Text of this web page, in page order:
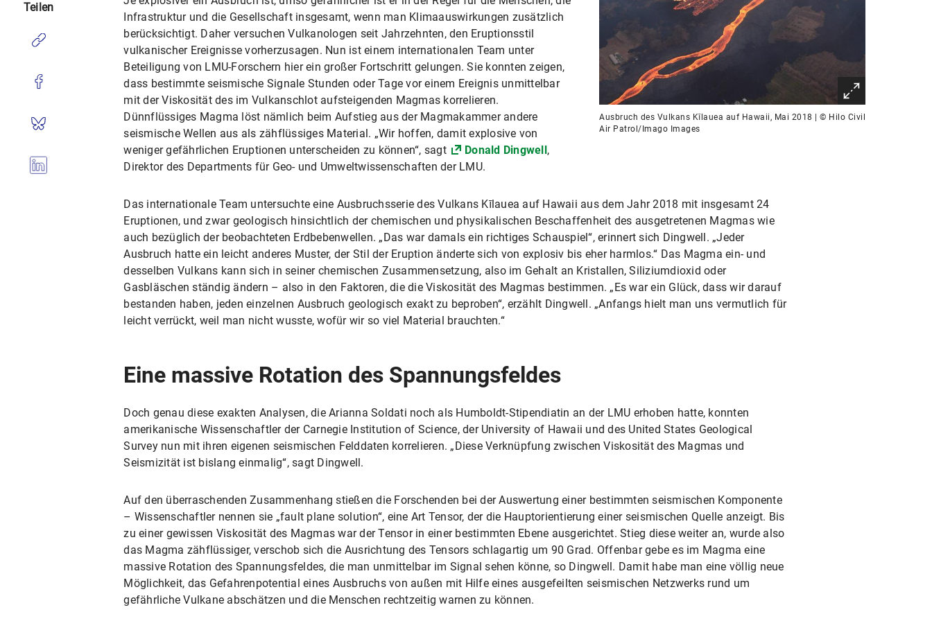
Ausbruch des Vulkans Kīlauea auf Hawaii, Mai 2018 | © Hilo Civil
Air Patrol/Imago Images
Infrastruktur und die Gesellschaft insgesamt, wenn man Klimaauswirkungen zusätzlich
berücksichtigt. Daher versuchen Vulkanologen seit Jahrzehnten, den Eruptionsstil
vulkanischer Ereignisse vorherzusagen. Nun ist einem internationalen Team unter
Beteiligung von LMU-Forschern hier ein großer Fortschritt gelungen. Sie konnten zeigen,
dass bestimmte seismische Signale Stunden oder Tage vor einem Ereignis unmittelbar
mit der Viskosität des im Vulkanschlot aufsteigenden Magmas korrelieren.
Dünnflüssiges Magma löst nämlich beim Aufstieg aus der Magmakammer andere
seismische Wellen aus als zähflüssiges Material. „Wir hoffen, damit explosive von
weniger gefährlichen Eruptionen unterscheiden zu können“, sagt
Donald Dingwell,
Direktor des Departments für Geo- und Umweltwissenschaften der LMU.
Das internationale Team untersuchte eine Ausbruchsserie des Vulkans Kīlauea auf Hawaii aus dem Jahr 2018 mit insgesamt 24
Eruptionen, und zwar geologisch hinsichtlich der chemischen und physikalischen Beschaffenheit des ausgetretenen Magmas wie
auch bezüglich der beobachteten Erdbebenwellen. „Das war damals ein richtiges Schauspiel“, erinnert sich Dingwell. „Jeder
Ausbruch hatte ein leicht anderes Muster, der Stil der Eruption änderte sich von explosiv bis eher harmlos.“ Das Magma ein- und
desselben Vulkans kann sich in seiner chemischen Zusammensetzung, also im Gehalt an Kristallen, Siliziumdioxid oder
Gasbläschen ständig ändern – also in den Faktoren, die die Viskosität des Magmas bestimmen. „Es war ein Glück, dass wir darauf
bestanden haben, jeden einzelnen Ausbruch geologisch exakt zu beproben“, erzählt Dingwell. „Anfangs hielt man uns vermutlich für
leicht verrückt, weil man nicht wusste, wofür wir so viel Material brauchten.“
Eine massive Rotation des Spannungsfeldes
Doch genau diese exakten Analysen, die Arianna Soldati noch als Humboldt-Stipendiatin an der LMU erhoben hatte, konnten
amerikanische Wissenschaftler der Carnegie Institution of Science, der University of Hawaii und des United States Geological
Survey nun mit ihren eigenen seismischen Felddaten korrelieren. „Diese Verknüpfung zwischen Viskosität des Magmas und
Seismizität ist bislang einmalig“, sagt Dingwell.
Auf den überraschenden Zusammenhang stießen die Forschenden bei der Auswertung einer bestimmten seismischen Komponente
– Wissenschaftler nennen sie „fault plane solution“, eine Art Tensor, der die Hauptorientierung einer seismischen Quelle anzeigt. Bis
zu einer gewissen Viskosität des Magmas war der Tensor in einer bestimmten Ebene ausgerichtet. Stieg diese weiter an, wurde also
das Magma zähflüssiger, verschob sich die Ausrichtung des Tensors schlagartig um 90 Grad. Offenbar gebe es im Magma eine
massive Rotation des Spannungsfeldes, die man unmittelbar im Signal sehen könne, so Dingwell. Damit habe man eine völlig neue
Möglichkeit, das Gefahrenpotential eines Ausbruchs von außen mit Hilfe eines ausgefeilten seismischen Netzwerks rund um
gefährliche Vulkane abschätzen und die Menschen rechtzeitig warnen zu können.
Teilen